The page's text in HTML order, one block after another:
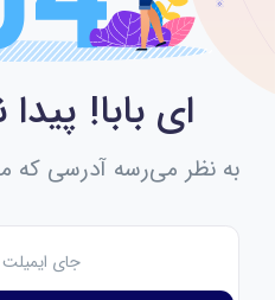
ای بابا!
به نظر می‌رسه آدرسی که